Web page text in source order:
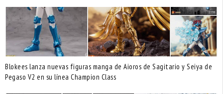
Blokees lanza nuevas figuras manga de Aioros de Sagitario y Seiya de
Pegaso V2 en su línea Champion Class